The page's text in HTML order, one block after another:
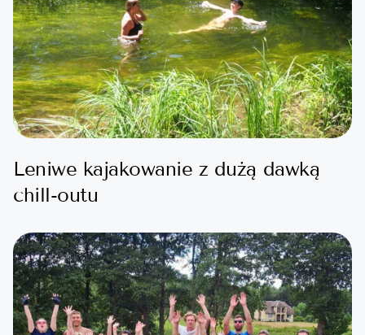
Leniwe kajakowanie z dużą dawką
chill-outu